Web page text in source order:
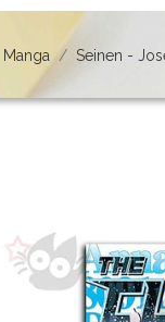
Manga Seinen -